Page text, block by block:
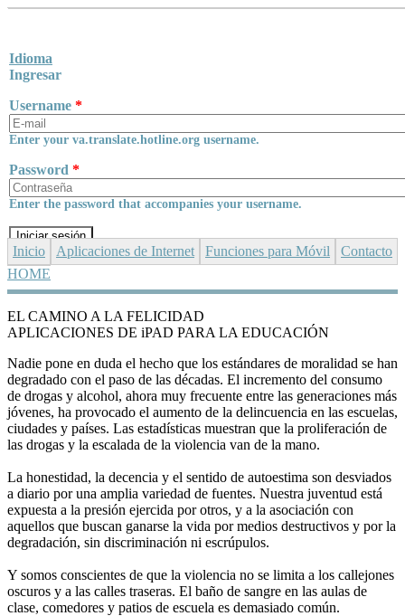
Idioma
Ingresar
Username *
Enter your va.translate.hotline.org username.
Password *
Enter the password that accompanies your username.
Inicio Aplicaciones de Internet Funciones para Móvil Contacto
YOU ARE HERE
HOME
EL CAMINO A LA FELICIDAD
APLICACIONES DE iPAD PARA LA EDUCACIÓN
Nadie pone en duda el hecho que los estándares de moralidad se han
degradado con el paso de las décadas. El incremento del consumo
de drogas y alcohol, ahora muy frecuente entre las generaciones más
jóvenes, ha provocado el aumento de la delincuencia en las escuelas,
ciudades y países. Las estadísticas muestran que la proliferación de
las drogas y la escalada de la violencia van de la mano.
La honestidad, la decencia y el sentido de autoestima son desviados
a diario por una amplia variedad de fuentes. Nuestra juventud está
expuesta a la presión ejercida por otros, y a la asociación con
aquellos que buscan ganarse la vida por medios destructivos y por la
degradación, sin discriminación ni escrúpulos.
Y somos conscientes de que la violencia no se limita a los callejones
oscuros y a las calles traseras. El baño de sangre en las aulas de
clase, comedores y patios de escuela es demasiado común.